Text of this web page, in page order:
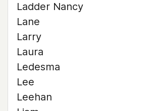
Ladder Nancy
Lane
Larry
Laura
Ledesma
Lee
Leehan